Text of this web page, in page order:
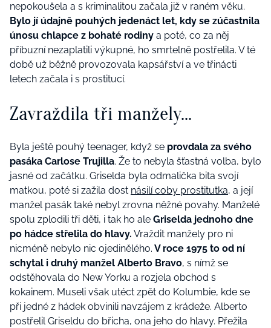
nepokoušela a s kriminalitou začala již v raném věku.
Bylo jí údajně pouhých jedenáct let, kdy se zúčastnila
únosu chlapce z bohaté rodiny a poté, co za něj
příbuzní nezaplatili výkupné, ho smrtelně postřelila. V té
době už běžně provozovala kapsářství a ve třinácti
letech začala i s prostitucí.
Zavraždila tři manžely...
Byla ještě pouhý teenager, když se provdala za svého
pasáka Carlose Trujilla. Že to nebyla šťastná volba, bylo
jasné od začátku. Griselda byla odmalička bita svojí
matkou, poté si zažila dost násilí coby prostitutka, a její
manžel pasák také nebyl zrovna něžné povahy. Manželé
spolu zplodili tři děti, i tak ho ale Griselda jednoho dne
po hádce střelila do hlavy. Vraždit manžely pro ni
nicméně nebylo nic ojedinělého. V roce 1975 to od ní
schytal i druhý manžel Alberto Bravo, s nímž se
odstěhovala do New Yorku a rozjela obchod s
kokainem. Museli však utéct zpět do Kolumbie, kde se
při jedné z hádek obvinili navzájem z krádeže. Alberto
postřelil Griseldu do břicha, ona jeho do hlavy. Přežila